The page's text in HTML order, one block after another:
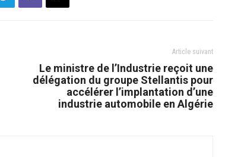
Article suivant
Le ministre de l’Industrie reçoit une
délégation du groupe Stellantis pour
accélérer l’implantation d’une
industrie automobile en Algérie